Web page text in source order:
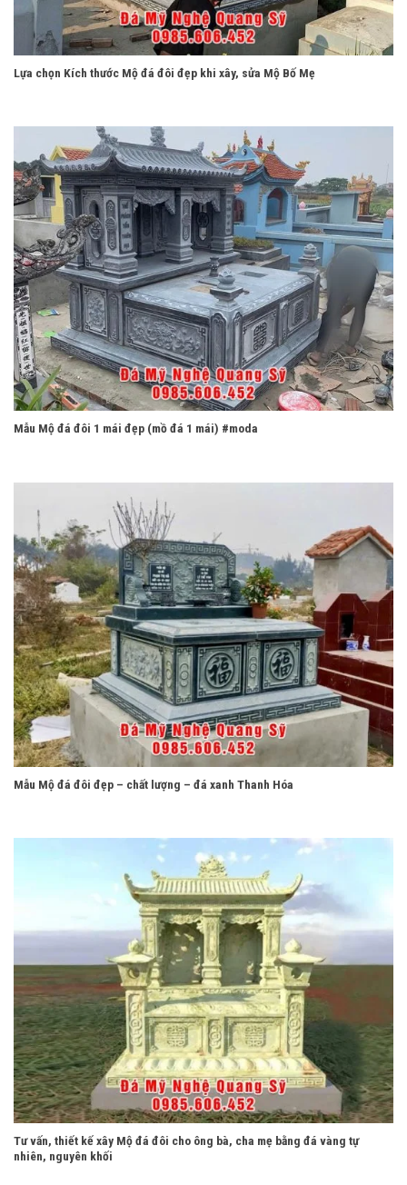
Lựa chọn Kích thước Mộ đá đôi đẹp khi xây, sửa Mộ Bố Mẹ
Mẫu Mộ đá đôi 1 mái đẹp (mồ đá 1 mái) #moda
Mẫu Mộ đá đôi đẹp – chất lượng – đá xanh Thanh Hóa
Tư vấn, thiết kế xây Mộ đá đôi cho ông bà, cha mẹ bằng đá vàng tự
nhiên, nguyên khối